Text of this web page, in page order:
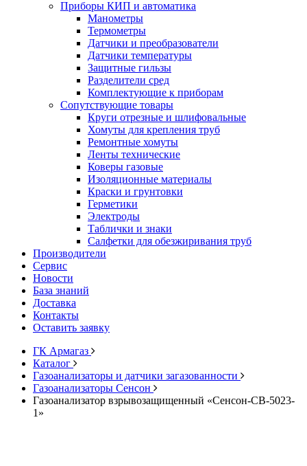
Приборы КИП и автоматика
Манометры
Термометры
Датчики и преобразователи
Датчики температуры
Защитные гильзы
Разделители сред
Комплектующие к приборам
Сопутствующие товары
Круги отрезные и шлифовальные
Хомуты для крепления труб
Ремонтные хомуты
Ленты технические
Коверы газовые
Изоляционные материалы
Краски и грунтовки
Герметики
Электроды
Таблички и знаки
Салфетки для обезжиривания труб
Производители
Сервис
Новости
База знаний
Доставка
Контакты
Оставить заявку
ГК Армагаз
Каталог
Газоанализаторы и датчики загазованности
Газоанализаторы Сенсон
Газоанализатор взрывозащищенный «Сенсон-СВ-5023-
1»